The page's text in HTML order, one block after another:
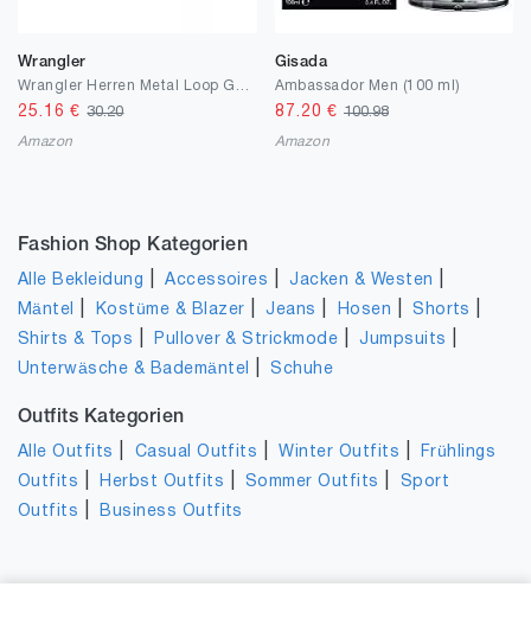
Wrangler
25.16 €30.20
Amazon
Gisada
Ambassador Men (100 ml)
87.20 € 100.98
Amazon
Fashion Shop Kategorien
Alle Bekleidung |Accessoires |Jacken & Westen
Mäntel Kostüme & Blazer |Jeans Hosen |Shorts
Shirts & Tops Pullover & Strickmode |Jumpsuits
Unterwäsche & Bademäntel |Schuhe
Outfits Kategorien
Alle Outfits Casual Outfits |Winter Outfits
Frühlings
Outfits
Herbst Outfits Sommer Outfits
Sport
Outfits
Business Outfits